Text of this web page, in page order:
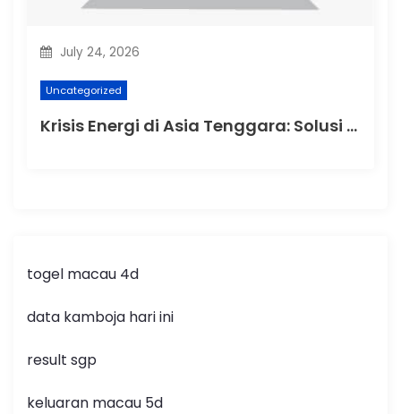
July 24, 2026
Uncategorized
Krisis Energi di Asia Tenggara: Solusi dan Tantangan
togel macau 4d
data kamboja hari ini
result sgp
keluaran macau 5d